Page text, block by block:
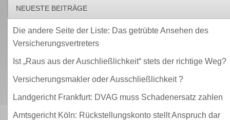
NEUESTE BEITRÄGE
Die andere Seite der Liste: Das getrübte Ansehen des
Versicherungsvertreters
Ist „Raus aus der Auschließlichkeit“ stets der richtige Weg?
Versicherungsmakler oder Ausschließlichkeit ?
Landgericht Frankfurt: DVAG muss Schadenersatz zahlen
Amtsgericht Köln: Rückstellungskonto stellt Anspruch dar